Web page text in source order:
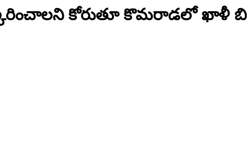
కోరుతూ కొమరాడలో ఖాళీ